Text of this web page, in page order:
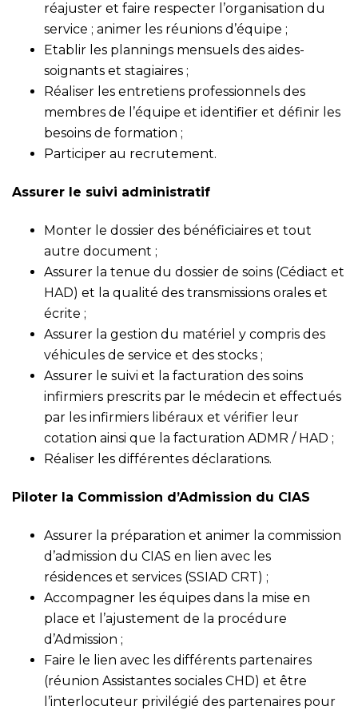
réajuster et faire respecter l’organisation du
service ; animer les réunions d’équipe ;
Etablir les plannings mensuels des aides-
soignants et stagiaires ;
Réaliser les entretiens professionnels des
membres de l’équipe et identifier et définir les
besoins de formation ;
Participer au recrutement.
Assurer le suivi administratif
Monter le dossier des bénéficiaires et tout
autre document ;
Assurer la tenue du dossier de soins (Cédiact et
HAD) et la qualité des transmissions orales et
écrite ;
Assurer la gestion du matériel y compris des
véhicules de service et des stocks ;
Assurer le suivi et la facturation des soins
infirmiers prescrits par le médecin et effectués
par les infirmiers libéraux et vérifier leur
cotation ainsi que la facturation ADMR / HAD ;
Réaliser les différentes déclarations.
Piloter la Commission d’Admission du CIAS
Assurer la préparation et animer la commission
d’admission du CIAS en lien avec les
résidences et services (SSIAD CRT) ;
Accompagner les équipes dans la mise en
place et l’ajustement de la procédure
d’Admission ;
Faire le lien avec les différents partenaires
(réunion Assistantes sociales CHD) et être
l’interlocuteur privilégié des partenaires pour